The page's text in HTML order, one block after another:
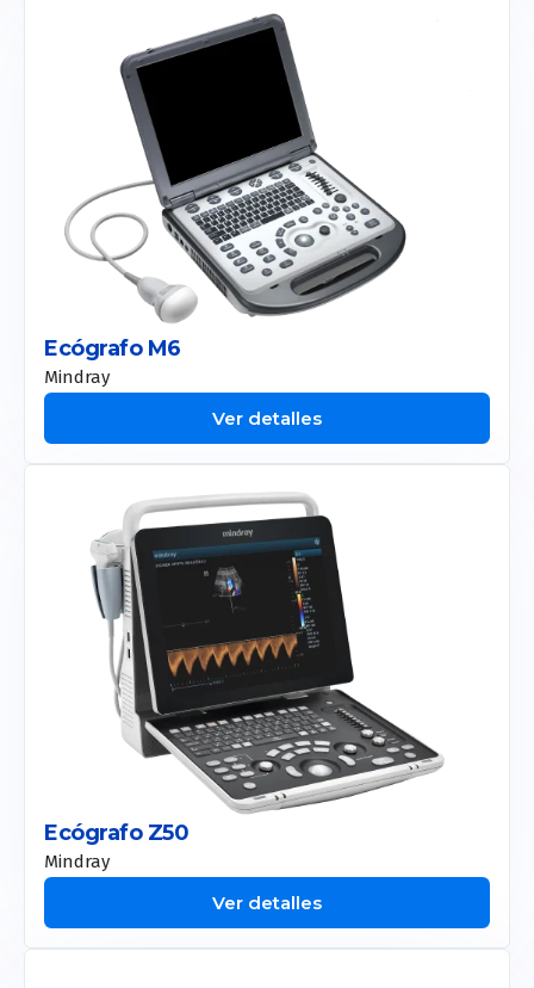
Ecógrafo M6
Mindray
Ver detalles
Ecógrafo Z50
Mindray
Ver detalles